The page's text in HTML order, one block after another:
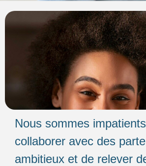
Nous sommes
collaborer avec des
ambitieux et de relever